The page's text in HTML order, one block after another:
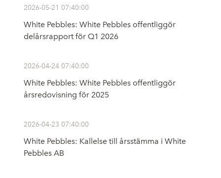
2026-05-21 07:40:00
White Pebbles: White Pebbles offentliggör
delårsrapport för Q1 2026
2026-04-24 07:40:00
White Pebbles: White Pebbles offentliggör
årsredovisning för 2025
2026-04-23 07:40:00
White Pebbles: Kallelse till årsstämma i White
Pebbles AB